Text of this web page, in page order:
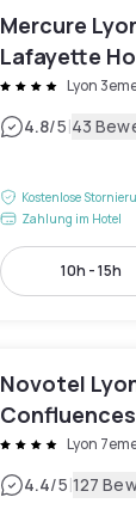
Mercure
Lafayette
Lyon
4.8/5|43
Kostenlose
Zahlung im Hotel
10h - 15h
Novotel
Confluences
Lyon
4.4/5|127